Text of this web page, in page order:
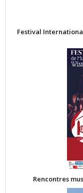
Festival
Rencontres